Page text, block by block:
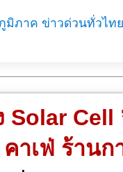
มิภาค ข่าวด่วนทั่วไ
Solar Cell
าเฟ่ ร้านก